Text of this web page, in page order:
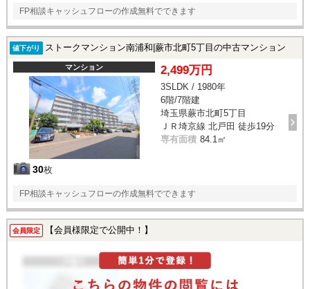
FP相談キャッシュフローの作成無料でできます
値下がり ストークマンション南浦和|蕨市北町5丁目の中古マンション
マンション
30枚
2,499万円
3SLDK / 1980年
6階/7階建
埼玉県蕨市北町5丁目
ＪＲ埼京線 北戸田 徒歩19分
専有面積 84.1㎡
FP相談キャッシュフローの作成無料でできます
会員限定 【会員様限定で公開中！】